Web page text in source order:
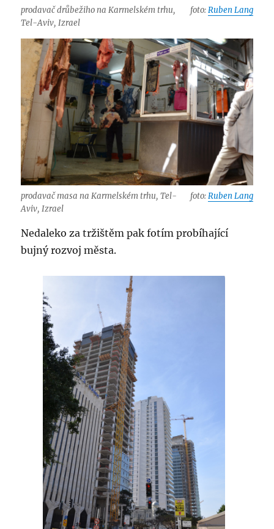
prodavač drůbežiho na Karmelském trhu,
Tel-Aviv, Izrael
foto:Ruben Lang
prodavač masa na Karmelském trhu, Tel-
Aviv, Izrael
foto:Ruben Lang
Nedaleko za tržištěm pak fotím probíhající
bujný rozvoj města.